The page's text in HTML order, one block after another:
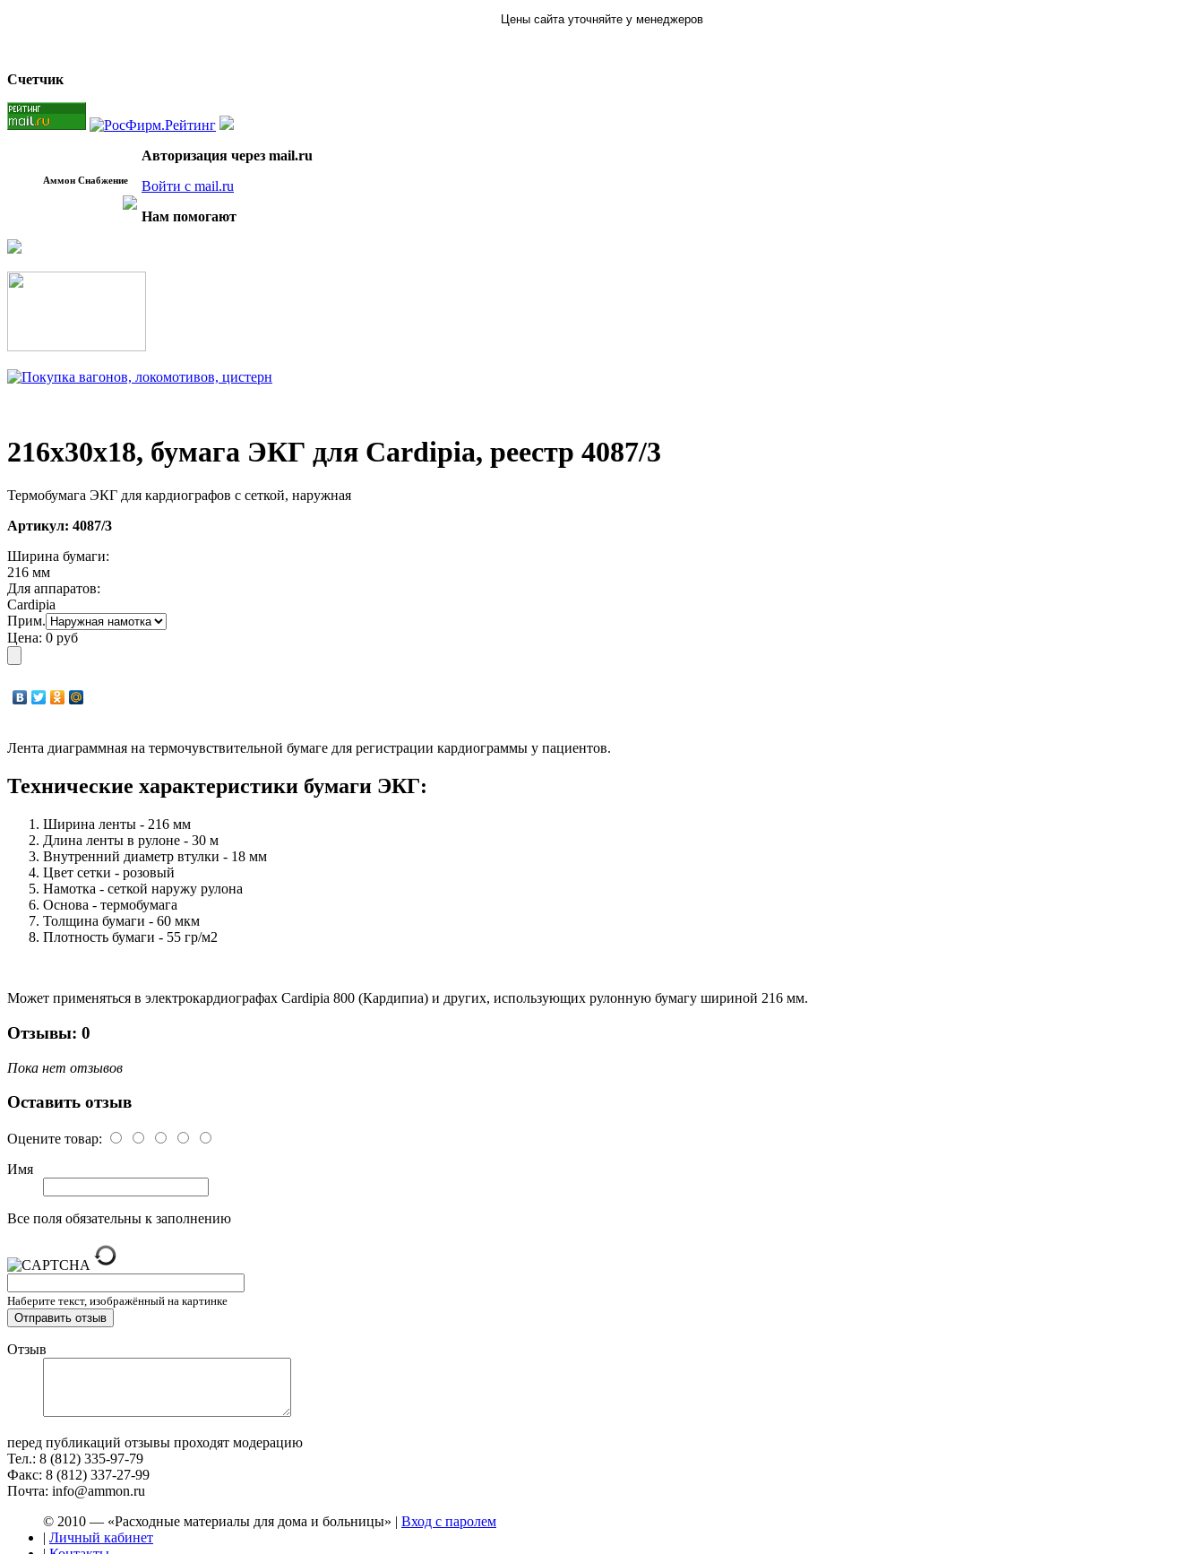
Цены сайта уточняйте у менеджеров
Счетчик
Аммон Снабжение
Авторизация через mail.ru
Войти с mail.ru
Нам помогают
216х30х18, бумага ЭКГ для Cardipia, реестр 4087/3
Термобумага ЭКГ для кардиографов с сеткой, наружная
Артикул: 4087/3
Ширина бумаги:
216 мм
Для аппаратов:
Cardipia
Прим.
Цена: 0 руб
Лента диаграммная на термочувствительной бумаге для регистрации кардиограммы у пациентов.
Технические характеристики бумаги ЭКГ:
Ширина ленты - 216 мм
Длина ленты в рулоне - 30 м
Внутренний диаметр втулки - 18 мм
Цвет сетки - розовый
Намотка - сеткой наружу рулона
Основа - термобумага
Толщина бумаги - 60 мкм
Плотность бумаги - 55 гр/м2
Может применяться в электрокардиографах Cardipia 800 (Кардипиа) и других, использующих рулонную бумагу шириной 216 мм.
Отзывы: 0
Пока нет отзывов
Оставить отзыв
Оцените товар:
Имя
Все поля обязательны к заполнению
Наберите текст, изображённый на картинке
Отзыв
перед публикаций отзывы проходят модерацию
Тел.: 8 (812) 335-97-79
Факс: 8 (812) 337-27-99
Почта: info@ammon.ru
© 2010 — «Расходные материалы для дома и больницы» | Вход с паролем
| Личный кабинет